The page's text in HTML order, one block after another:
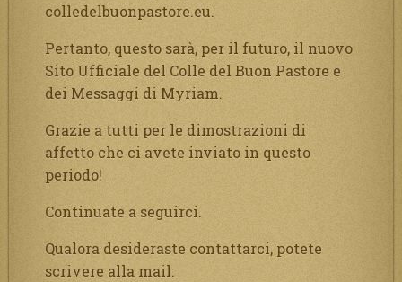
colledelbuonpastore.eu.
Pertanto, questo sarà, per il futuro, il nuovo
Sito Ufficiale del Colle del Buon Pastore e
dei Messaggi di Myriam.
Grazie a tutti per le dimostrazioni di
affetto che ci avete inviato in questo
periodo!
Continuate a seguirci.
Qualora desideraste contattarci, potete
scrivere alla mail: